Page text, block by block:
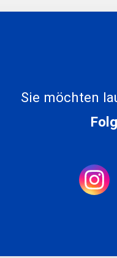
Sie möchten